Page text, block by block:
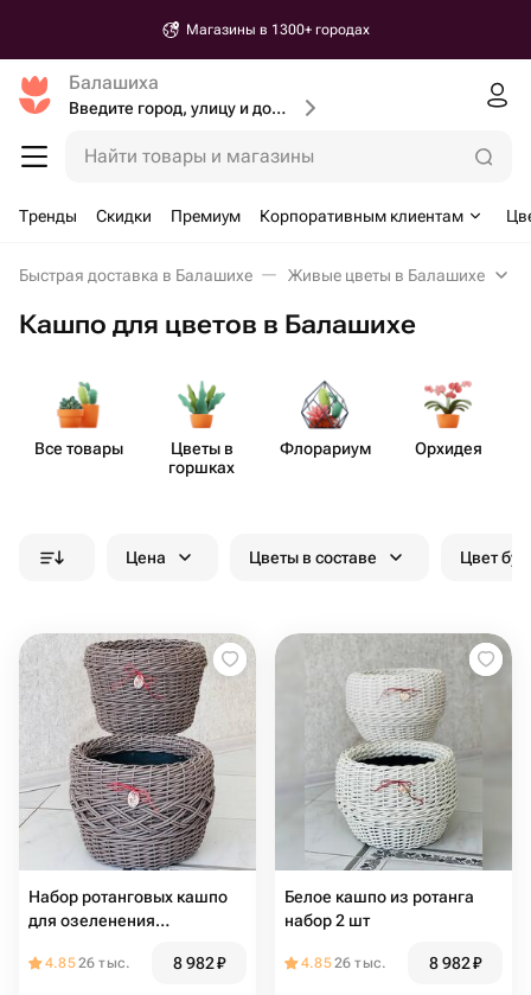
Магазины в 1300+ городах
Балашиха
Введите город, улицу и дом доставки
Найти товары и магазины
Тренды Скидки Премиум Корпоративным клиентам
Быстрая доставка в Балашихе Живые цветы в Балашихе
Кашпо для цветов в Балашихе
Все товары
Цветы в
горшках
Флорариум
Орхидея
Цена Цветы в составе Цвет
Набор ротанговых кашпо
для озеленения
4.8526 тыс. 8 982₽
Белое кашпо из ротанга
набор 2 шт
4.8526 тыс. 8 982₽